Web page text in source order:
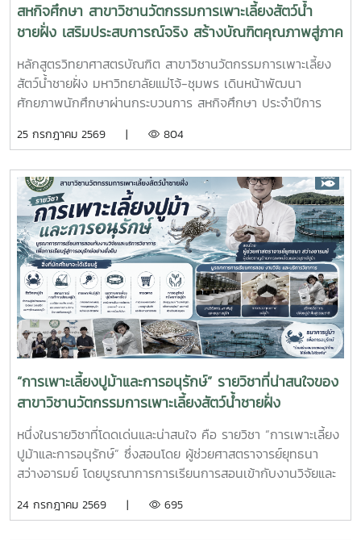
สหกิจศึกษา สาขาวิชานวัตกรรมการเพาะเลี้ยงสัตว์น้ำ
ชายฝั่ง เสริมประสบการณ์จริง สร้างบัณฑิตคุณภาพสู่ภาค
อุตสาหกรรมการผลิตสัตว์น้ำ
หลักสูตรวิทยาศาสตรบัณฑิต สาขาวิชานวัตกรรมการเพาะเลี้ยง
สัตว์น้ำชายฝั่ง มหาวิทยาลัยแม่โจ้-ชุมพร เดินหน้าพัฒนา
ศักยภาพนักศึกษาผ่านกระบวนการ สหกิจศึกษา ประจำปีการ
การและหน่วยงานภาคีเครือข่ายเป็นระยะเวลา 4 เดือน เพื่อให้
ความรู้จากห้องเรียนไปประยุกต์ใช้ในการทำงานจริงทั้งนี้ สหกิจ
ศึกษาเป็นส่วนสำคัญของการจัดการเรียนการสอน ที่มุ่งเน้นการ
ผลิตบัณฑิตให้มีความพร้อมทั้งด้านวิชาการและวิชาชีพ นักศึกษา
จะได้ฝึกทักษะการทำงานในสภาพแวดล้อมจริง เรียนรู้การแก้ไข
ปัญหาเฉพาะหน้า อดทน สู้งาน ซื่อสัตย์ มีสัมมาคารวะ ทำงาน
ร่วมกับผู้อื่นได้ และการปรับตัวให้เข้ากับองค์กร ตลอดจนพัฒนา
ทักษะวิชาชีพด้านการเพาะเลี้ยงสัตว์น้ำชายฝั่ง ให้สอดคล้องกับ
ความต้องการของภาคอุตสาหกรรมการผลิตสัตว์น้ำและอื่นๆที่
เกี่ยวข้อง
25 กรกฎาคม 2569 | 804
“การเพาะเลี้ยงปูม้าและการอนุรักษ์” รายวิชาที่น่าสนใจของ
สาขาวิชานวัตกรรมการเพาะเลี้ยงสัตว์น้ำชายฝั่ง
หนึ่งในรายวิชาที่โดดเด่นและน่าสนใจ คือ รายวิชา “การเพาะเลี้ยง
ปูม้าและการอนุรักษ์” ซึ่งสอนโดย ผู้ช่วยศาสตราจารย์ยุทธนา
สว่างอารมย์ โดยบูรณาการการเรียนการสอนเข้ากับงานวิจัยและ
และภาคปฏิบัติ ตั้งแต่ชีววิทยาและวงจรชีวิตของปูม้า การเพาะ
24 กรกฎาคม 2569 | 695